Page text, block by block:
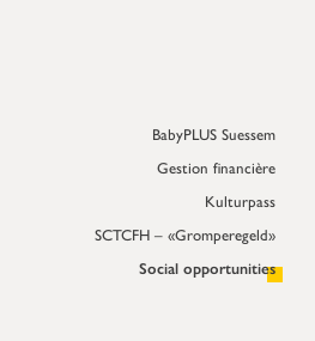
BabyPLUS Suessem
Gestion financière
Kulturpass
SCTCFH – «Gromperegeld»
Social opportunities